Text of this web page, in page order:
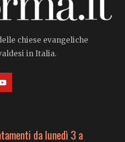
chiese evangeliche
in Italia.
da lunedì 3 a